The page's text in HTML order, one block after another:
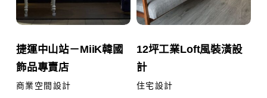
韓
飾
品
專
運
中
山
商業空間設計
捷運中山站－MiiK韓國
飾品專賣店
潢
計
坪
工
業
住宅設計
12坪工業Loft風裝潢設
計